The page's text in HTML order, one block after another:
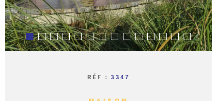
CONTACT
RÉF :3347